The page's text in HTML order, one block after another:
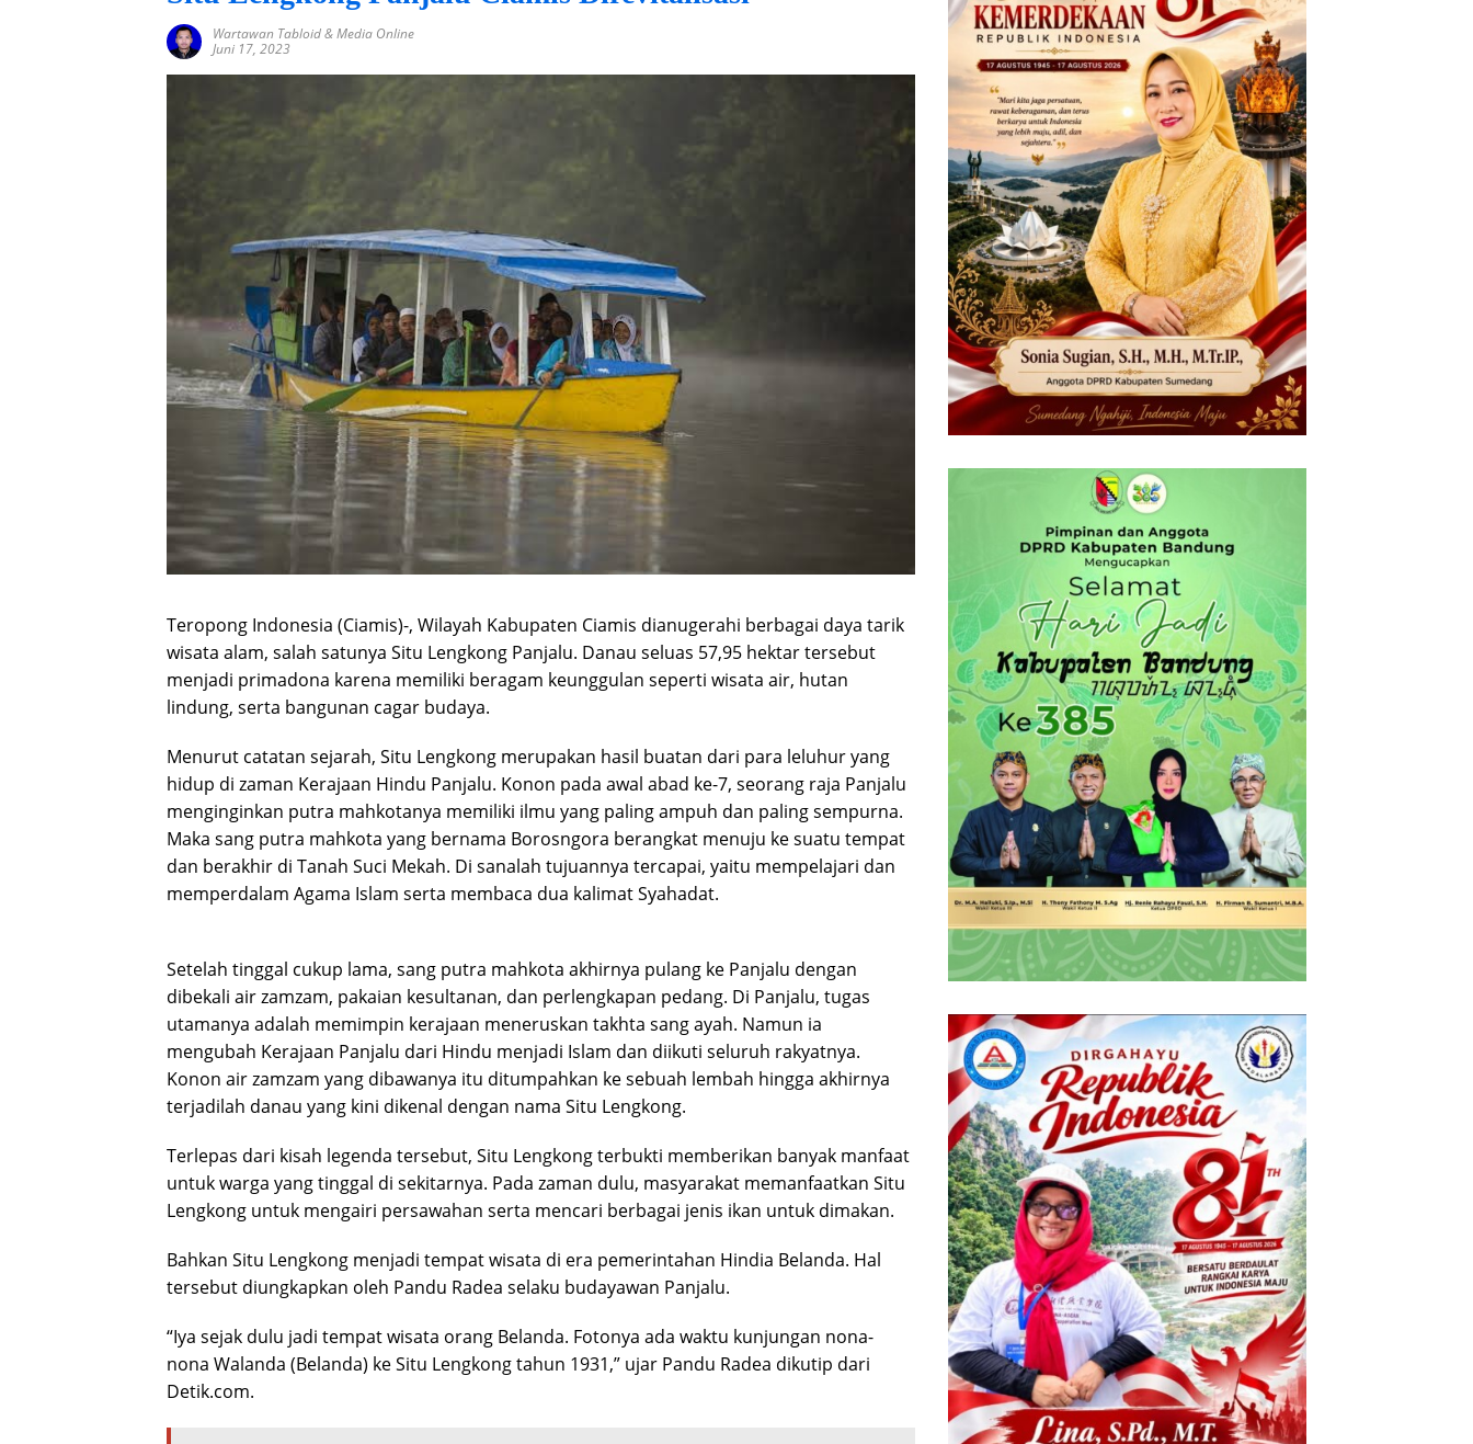
Wartawan Tabloid & Media Online
Juni 17, 2023
Teropong Indonesia (Ciamis)-, Wilayah Kabupaten Ciamis dianugerahi berbagai daya tarik
wisata alam, salah satunya Situ Lengkong Panjalu. Danau seluas 57,95 hektar tersebut
menjadi primadona karena memiliki beragam keunggulan seperti wisata air, hutan
lindung, serta bangunan cagar budaya.
Menurut catatan sejarah, Situ Lengkong merupakan hasil buatan dari para leluhur yang
hidup di zaman Kerajaan Hindu Panjalu. Konon pada awal abad ke-7, seorang raja Panjalu
menginginkan putra mahkotanya memiliki ilmu yang paling ampuh dan paling sempurna.
Maka sang putra mahkota yang bernama Borosngora berangkat menuju ke suatu tempat
dan berakhir di Tanah Suci Mekah. Di sanalah tujuannya tercapai, yaitu mempelajari dan
memperdalam Agama Islam serta membaca dua kalimat Syahadat.
Setelah tinggal cukup lama, sang putra mahkota akhirnya pulang ke Panjalu dengan
dibekali air zamzam, pakaian kesultanan, dan perlengkapan pedang. Di Panjalu, tugas
utamanya adalah memimpin kerajaan meneruskan takhta sang ayah. Namun ia
mengubah Kerajaan Panjalu dari Hindu menjadi Islam dan diikuti seluruh rakyatnya.
Konon air zamzam yang dibawanya itu ditumpahkan ke sebuah lembah hingga akhirnya
terjadilah danau yang kini dikenal dengan nama Situ Lengkong.
Terlepas dari kisah legenda tersebut, Situ Lengkong terbukti memberikan banyak manfaat
untuk warga yang tinggal di sekitarnya. Pada zaman dulu, masyarakat memanfaatkan Situ
Lengkong untuk mengairi persawahan serta mencari berbagai jenis ikan untuk dimakan.
Bahkan Situ Lengkong menjadi tempat wisata di era pemerintahan Hindia Belanda. Hal
tersebut diungkapkan oleh Pandu Radea selaku budayawan Panjalu.
“Iya sejak dulu jadi tempat wisata orang Belanda. Fotonya ada waktu kunjungan nona-
nona Walanda (Belanda) ke Situ Lengkong tahun 1931,” ujar Pandu Radea dikutip dari
Detik.com.